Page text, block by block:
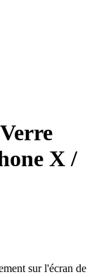
X /
sur l'écran de